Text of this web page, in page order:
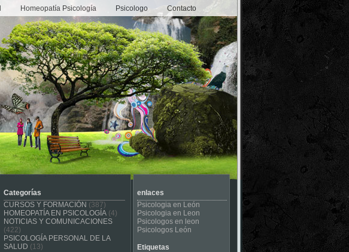
Homeopatía Psicología Psicologo Contacto
Categorías
CURSOS Y FORMACIÓN (387)
HOMEOPATÍA EN PSICOLOGÍA (4)
NOTICIAS Y COMUNICACIONES
(422)
PSICOLOGÍA PERSONAL DE LA
SALUD (13)
enlaces
Psicologia en León
Psicologia en Leon
Psicologos en leon
Psicologos León
Etiquetas